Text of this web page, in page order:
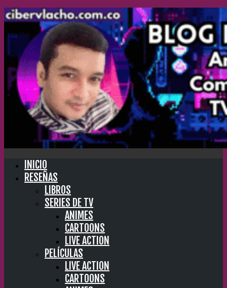
INICIO
RESEÑAS
LIBROS
SERIES DE TV
ANIMES
CARTOONS
LIVE ACTION
PELÍCULAS
LIVE ACTION
CARTOONS